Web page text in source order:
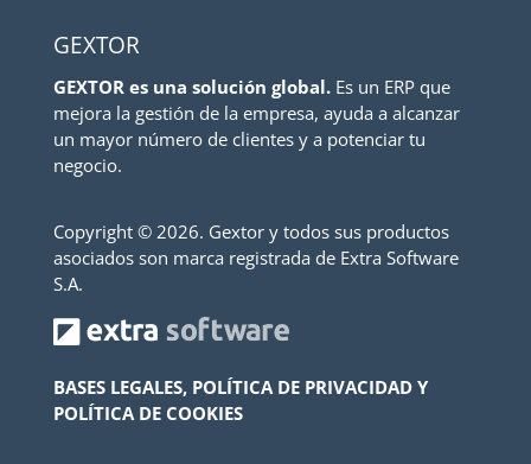
GEXTOR
GEXTOR es una solución global.Es un ERP que
mejora la gestión de la empresa, ayuda a alcanzar
un mayor número de clientes y a potenciar tu
negocio.
Copyright © 2026. Gextor y todos sus productos
asociados son marca registrada de Extra Software
S.A.
BASES LEGALES, POLÍTICA DE PRIVACIDAD Y
POLÍTICA DE COOKIES